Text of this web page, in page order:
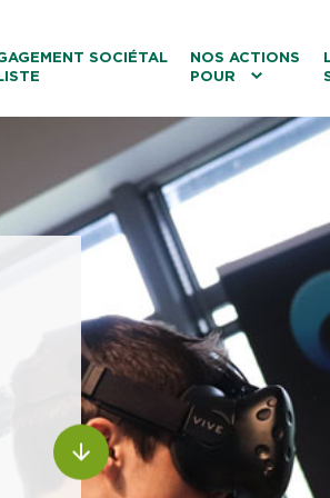
SOCIÉTAL
NOS ACTIONS
POUR
Le tourisme
Les transitions
La biodiversité
Les associations